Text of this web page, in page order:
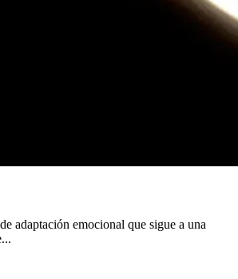
adaptación emocional que sigue a una